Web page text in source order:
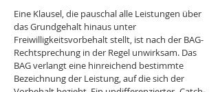
Eine Klausel, die pauschal alle Leistungen über
das Grundgehalt hinaus unter
Freiwilligkeitsvorbehalt stellt, ist nach der BAG-
Rechtsprechung in der Regel unwirksam. Das
BAG verlangt eine hinreichend bestimmte
Bezeichnung der Leistung, auf die sich der